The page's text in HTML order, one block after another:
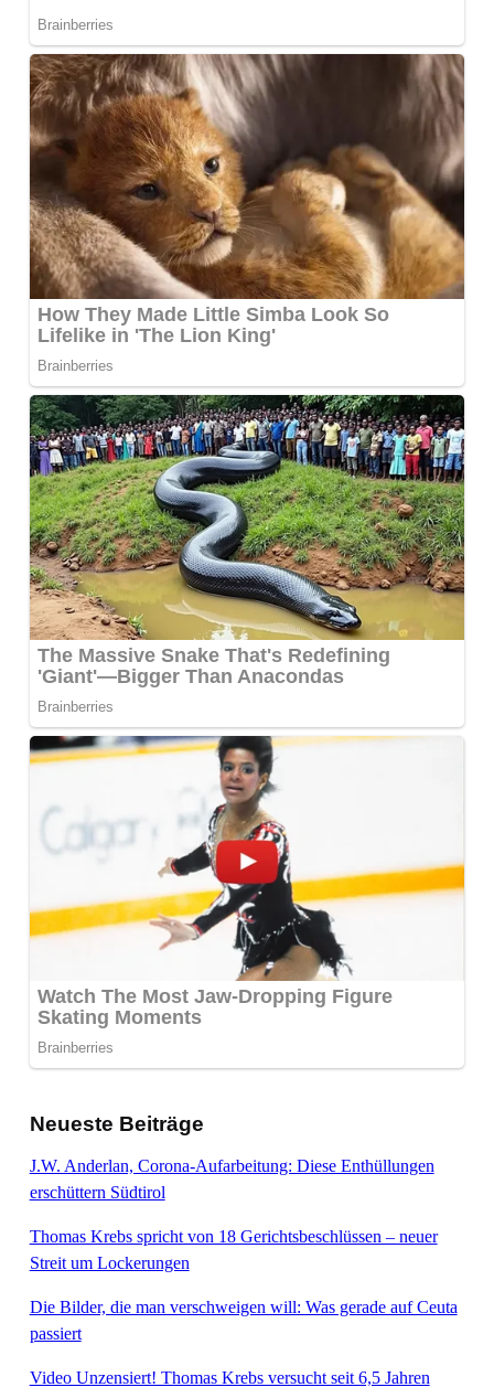
Neueste Beiträge
J.W. Anderlan, Corona-Aufarbeitung: Diese Enthüllungen
erschüttern Südtirol
Thomas Krebs spricht von 18 Gerichtsbeschlüssen – neuer
Streit um Lockerungen
Die Bilder, die man verschweigen will: Was gerade auf Ceuta
passiert
Video Unzensiert! Thomas Krebs versucht seit 6,5 Jahren